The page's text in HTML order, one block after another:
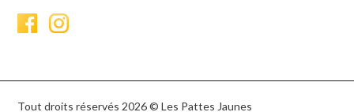
Tout droits réservés 2026 © Les Pattes Jaunes